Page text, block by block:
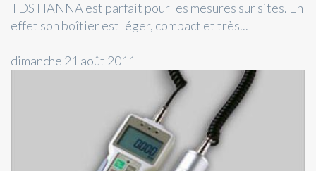
TDS HANNA est parfait pour les mesures sur sites. En
effet son boîtier est léger, compact et très...
dimanche 21 août 2011